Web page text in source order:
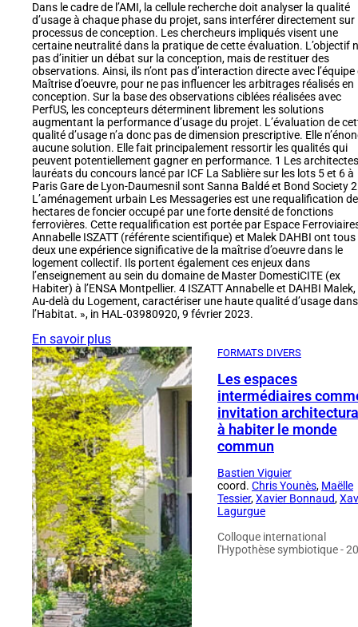
Dans le cadre de l’AMI, la cellule recherche doit analyser la qualité
d’usage à chaque phase du projet, sans interférer directement sur
processus de conception. Les chercheurs impliqués visent une
certaine neutralité dans la pratique de cette évaluation. L’objectif
pas d’initier un débat sur la conception, mais de restituer des
observations. Ainsi, ils n’ont pas d’interaction directe avec l’équipe
Maîtrise d’oeuvre, pour ne pas influencer les arbitrages réalisés en
conception. Sur la base des observations ciblées réalisées avec
PerfUS, les concepteurs déterminent librement les solutions
augmentant la performance d’usage du projet. L’évaluation de
qualité d’usage n’a donc pas de dimension prescriptive. Elle
aucune solution. Elle fait principalement ressortir les qualités qui
peuvent potentiellement gagner en performance. 1 Les architectes
lauréats du concours lancé par ICF La Sablière sur les lots 5 et 6 à
Paris Gare de Lyon-Daumesnil sont Sanna Baldé et Bond Society 2
L’aménagement urbain Les Messageries est une requalification
hectares de foncier occupé par une forte densité de fonctions
ferrovières. Cette requalification est portée par Espace
Annabelle ISZATT (référente scientifique) et Malek DAHBI ont tous
deux une expérience significative de la maîtrise d’oeuvre dans le
logement collectif. Ils portent également ces enjeux dans
l’enseignement au sein du domaine de Master DomestiCITE (ex
Habiter) à l’ENSA Montpellier. 4 ISZATT Annabelle et DAHBI Malek,
Au-delà du Logement, caractériser une haute qualité d’usage dans
l’Habitat. », in HAL-03980920, 9 février 2023.
En savoir plus
FORMATS DIVERS
Les espaces
intermédiaires
invitation
à habiter le monde
commun
Bastien Viguier
coord. Chris Younès, Maëlle
Tessier,Xavier Bonnaud,
Lagurgue
Colloque international
l'Hypothèse symbiotique -